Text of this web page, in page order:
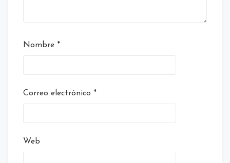
Nombre *
Correo electrónico *
Web